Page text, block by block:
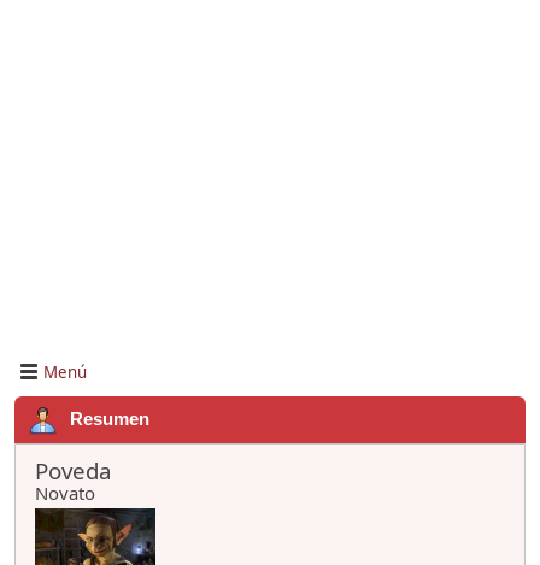
Menú
Resumen
Poveda
Novato